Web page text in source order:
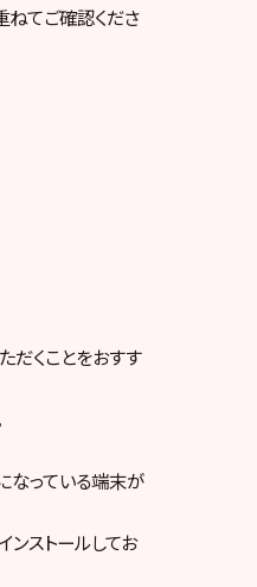
ねてご確認くださ
だくことをおすす
なっている端末が
ンストールしてお